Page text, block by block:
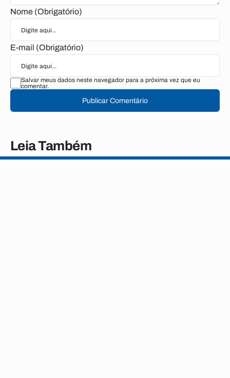
Nome (Obrigatório)
E-mail (Obrigatório)
Salvar meus dados neste navegador para a próxima vez que eu
comentar.
Publicar Comentário
Leia Também